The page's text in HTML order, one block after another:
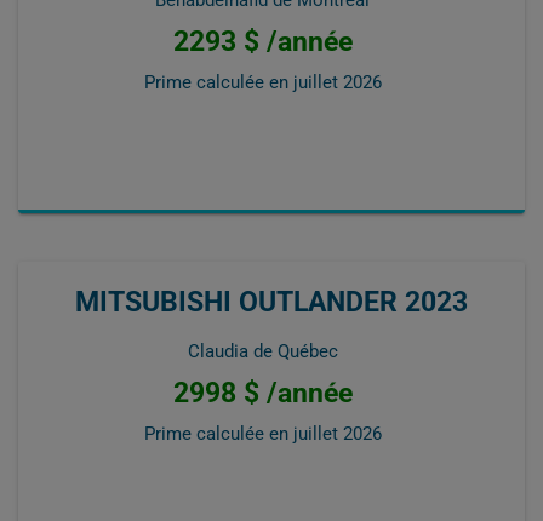
2293 $ /année
Prime calculée en juillet 2026
MITSUBISHI OUTLANDER 2023
Claudia de Québec
2998 $ /année
Prime calculée en juillet 2026